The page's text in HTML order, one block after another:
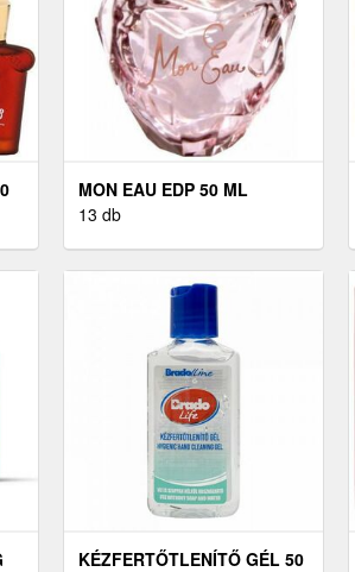
MON EAU EDP 50 ML
13 db
KÉZFERTŐTLENÍTŐ GÉL 50